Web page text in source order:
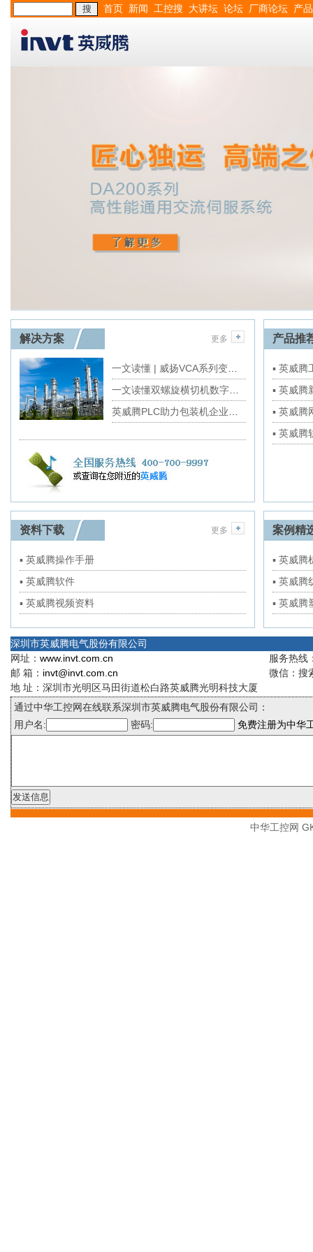
首页 新闻 工控搜 大讲坛 论坛 厂商论坛 产品
解决方案 更多 产品推
▪ 英威腾
▪ 英威腾
▪ 英威腾
▪ 英威腾
资料下载 更多
▪ 英威腾操作手册
▪ 英威腾软件
▪ 英威腾视频资料
案例精
▪ 英威腾
▪ 英威腾
▪ 英威腾
深圳市英威腾电气股份有限公司
网址： www.invt.com.cn
服务热线
邮 箱： invt@invt.com.cn
微信：搜
地 址：深圳市光明区马田街道松白路英威腾光明科技大厦
通过中华工控网在线联系深圳市英威腾电气股份有限公司：
用户名:
密码: 免费注册为中华
中华工控网